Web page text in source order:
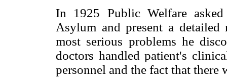
In 1925 Public Welfare
Asylum and present a
most serious problems he
doctors handled patient's
personnel and the fact that there